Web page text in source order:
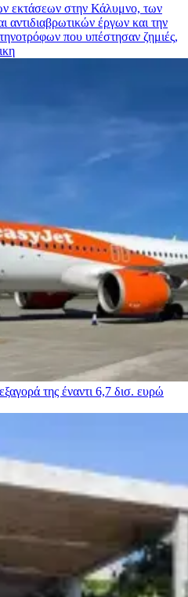
εκτάσεων στην Κάλυμνο, των
αντιδιαβρωτικών έργων και την
που υπέστησαν ζημιές,
της έναντι 6,7 δισ. ευρώ